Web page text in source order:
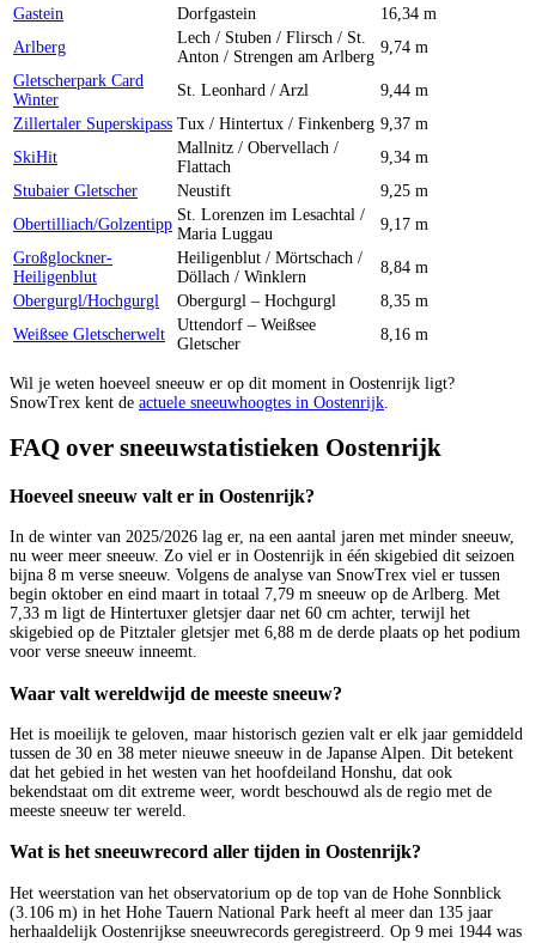
Gastein
Dorfgastein
16,34 m
Arlberg
Lech / Stuben / Flirsch / St.
Anton / Strengen am Arlberg
9,74 m
Gletscherpark Card
Winter
St. Leonhard / Arzl
9,44 m
Zillertaler Superskipass Tux / Hintertux / Finkenberg 9,37 m
SkiHit
Mallnitz / Obervellach /
Flattach
9,34 m
Stubaier Gletscher
Neustift
9,25 m
Obertilliach/Golzentipp
St. Lorenzen im Lesachtal /
Maria Luggau
9,17 m
Großglockner-
Heiligenblut
Heiligenblut / Mörtschach /
Döllach / Winklern
8,84 m
Obergurgl/Hochgurgl
Obergurgl – Hochgurgl
8,35 m
Weißsee Gletscherwelt
Uttendorf – Weißsee
Gletscher
8,16 m
Wil je weten hoeveel sneeuw er op dit moment in Oostenrijk ligt?
SnowTrex kent de actuele sneeuwhoogtes in Oostenrijk
FAQ over sneeuwstatistieken Oostenrijk
Hoeveel sneeuw valt er in Oostenrijk?
In de winter van 2025/2026 lag er, na een aantal jaren met minder sneeuw,
nu weer meer sneeuw. Zo viel er in Oostenrijk in één skigebied dit seizoen
bijna 8 m verse sneeuw. Volgens de analyse van SnowTrex viel er tussen
begin oktober en eind maart in totaal 7,79 m sneeuw op de Arlberg. Met
7,33 m ligt de Hintertuxer gletsjer daar net 60 cm achter, terwijl het
skigebied op de Pitztaler gletsjer met 6,88 m de derde plaats op het podium
voor verse sneeuw inneemt.
Waar valt wereldwijd de meeste sneeuw?
Het is moeilijk te geloven, maar historisch gezien valt er elk jaar gemiddeld
tussen de 30 en 38 meter nieuwe sneeuw in de Japanse Alpen. Dit betekent
dat het gebied in het westen van het hoofdeiland Honshu, dat ook
bekendstaat om dit extreme weer, wordt beschouwd als de regio met de
meeste sneeuw ter wereld.
Wat is het sneeuwrecord aller tijden in Oostenrijk?
Het weerstation van het observatorium op de top van de Hohe Sonnblick
(3.106 m) in het Hohe Tauern National Park heeft al meer dan 135 jaar
herhaaldelijk Oostenrijkse sneeuwrecords geregistreerd. Op 9 mei 1944 was